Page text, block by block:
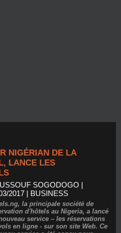
NIGÉRIAN DE LA
LANCE LES
SOGODOGO |
2017 | BUSINESS
la principale société de
d'hôtels au Nigeria, a lancé
service – les réservations
en ligne - sur son site Web. Ce